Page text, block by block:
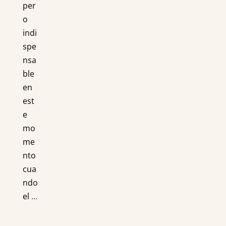
per
o
indi
spe
nsa
ble
en
est
e
mo
me
nto
cua
ndo
el ...